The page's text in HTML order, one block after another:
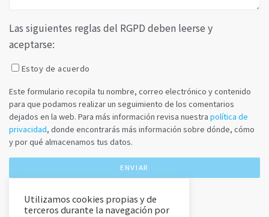
Las siguientes reglas del RGPD deben leerse y
aceptarse:
Estoy de acuerdo
Este formulario recopila tu nombre, correo electrónico y contenido
para que podamos realizar un seguimiento de los comentarios
dejados en la web. Para más información revisa nuestra política de
privacidad, donde encontrarás más información sobre dónde, cómo
y por qué almacenamos tus datos.
Utilizamos cookies propias y de
terceros durante la navegación por